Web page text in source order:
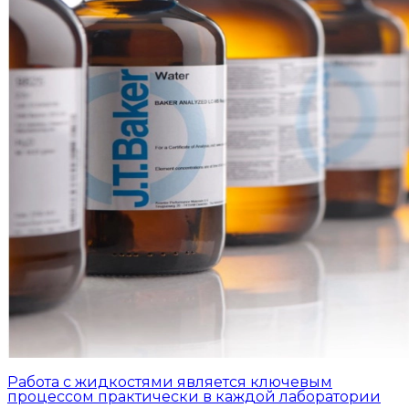
Работа с жидкостями является ключевым
процессом практически в каждой лаборатории